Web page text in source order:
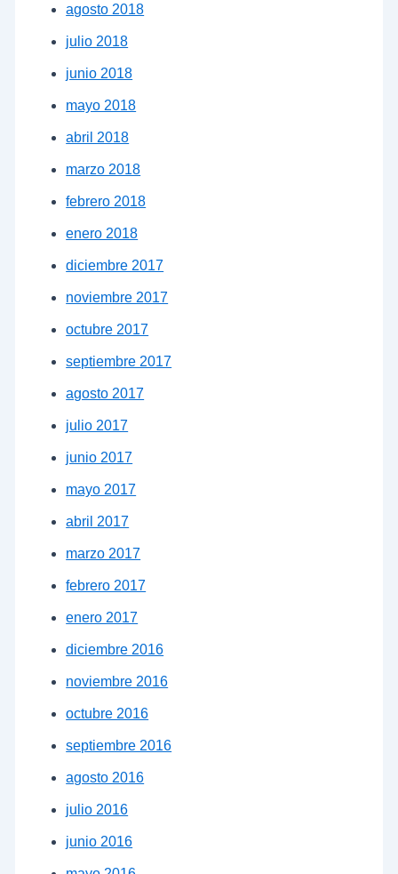
agosto 2018
julio 2018
junio 2018
mayo 2018
abril 2018
marzo 2018
febrero 2018
enero 2018
diciembre 2017
noviembre 2017
octubre 2017
septiembre 2017
agosto 2017
julio 2017
junio 2017
mayo 2017
abril 2017
marzo 2017
febrero 2017
enero 2017
diciembre 2016
noviembre 2016
octubre 2016
septiembre 2016
agosto 2016
julio 2016
junio 2016